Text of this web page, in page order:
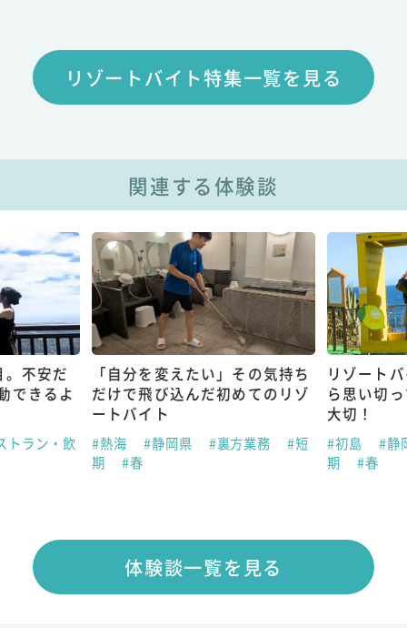
リゾートバイト特集一覧を見る
関連する体験談
不安だ
できるよ
トラン・飲
「自分を変えたい」その気持ち
だけで飛び込んだ初めてのリゾ
ートバイト
#熱海 #静岡県 #裏方業務
#短
期
#春
リゾート
ら思い切
大切！
#初島
#静
期
#春
体験談一覧を見る